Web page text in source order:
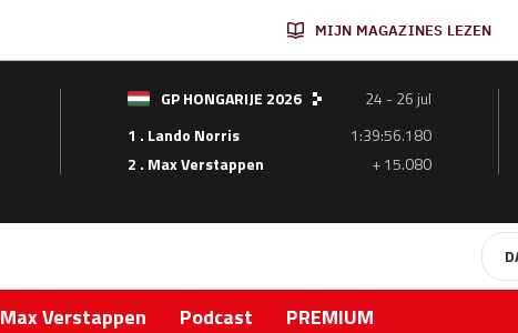
MIJN MAGAZINES LEZEN
GP HONGARIJE 2026
24 - 26 jul
1 . Lando Norris
1:39:56.180
2 . Max Verstappen
+ 15.080
Max Verstappen Podcast PREMIUM